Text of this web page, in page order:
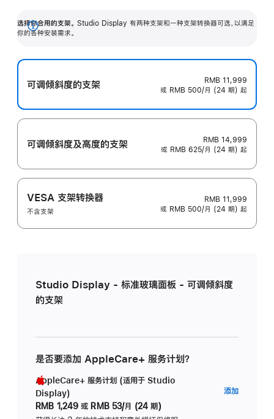
选择你合用的支架。 Studio Display 有两种支架和一种支架转换器可选，以满足
你的各种安装需求。
展
可调倾斜度的支架
RMB 11,999
或 RMB 500/月 (24 期) 起
可调倾斜度及高‍度的支‍架
RMB 14,999
或 RMB 625/月 (24 期) 起
VESA 支架转换器
不含支架
RMB 11,999
或 RMB 500/月 (24 期) 起
Studio Display - 标准玻璃面板 - 可调倾斜度
的支架
是否要添加 AppleCare+ 服务计划？
AppleCare+ 服务计划 (适用于 Studio
Display)
RMB 1,249 或 RMB 53/月 (24 期)
添加